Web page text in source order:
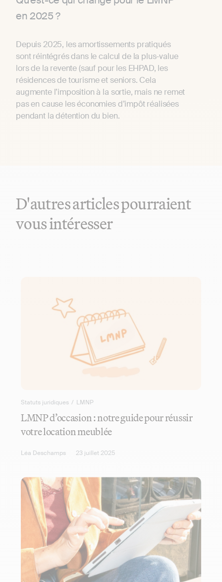
en 2025 ?
Depuis 2025, les amortissements pratiqués
sont réintégrés dans le calcul de la plus-value
lors de la revente (sauf pour les EHPAD, les
résidences de tourisme et seniors. Cela
augmente l’imposition à la sortie, mais ne remet
pas en cause les économies d’impôt réalisées
pendant la détention du bien.
D'autres articles pourraient
vous intéresser
Statuts juridiques / LMNP
LMNP d’occasion : notre guide pour réussir
votre location meublée
Léa Deschamps 23 juillet 2025